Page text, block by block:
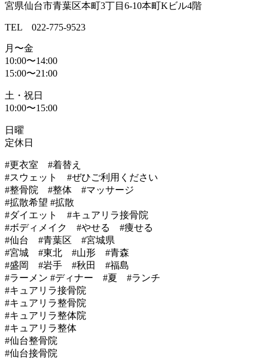
宮県仙台市青葉区本町3丁目6-10本町Kビル4階
TEL 022-775-9523
月〜金
10:00〜14:00
15:00〜21:00
土・祝日
10:00〜15:00
日曜
定休日
#更衣室 #着替え
#スウェット #ぜひご利用ください
#整骨院 #整体 #マッサージ
#拡散希望 #拡散
#ダイエット #キュアリラ接骨院
#ボディメイク #やせる #痩せる
#仙台 #青葉区 #宮城県
#宮城 #東北 #山形 #青森
#盛岡 #岩手 #秋田 #福島
#ラーメン #ディナー #夏 #ランチ
#キュアリラ接骨院
#キュアリラ整骨院
#キュアリラ整体院
#キュアリラ整体
#仙台整骨院
#仙台接骨院